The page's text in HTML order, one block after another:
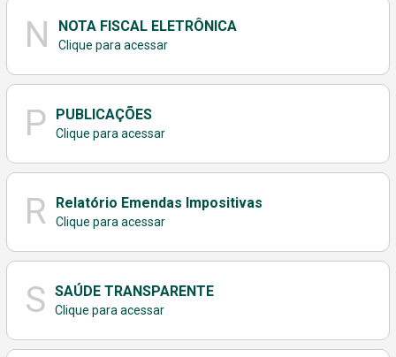
N NOTA FISCAL ELETRÔNICA
Clique para acessar
P PUBLICAÇÕES
Clique para acessar
R Relatório Emendas Impositivas
Clique para acessar
S SAÚDE TRANSPARENTE
Clique para acessar